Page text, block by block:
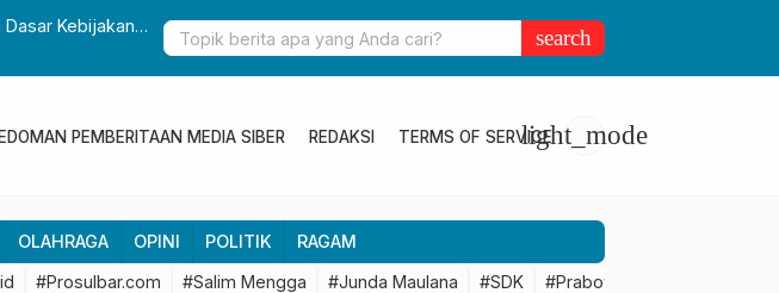
Kebijakan
Gubernur Sulbar Perkuat Kolaborasi Riset dengan BRIN untuk Mendukung
Pembangunan Daerah
search
PEMBERITAAN MEDIA SIBER REDAKSI TERMS OF SERVICElight_mode
OLAHRAGA OPINI POLITIK RAGAM
#Prosulbar.com #Salim Mengga #Junda Maulana #SDK #Prabowo Subianto